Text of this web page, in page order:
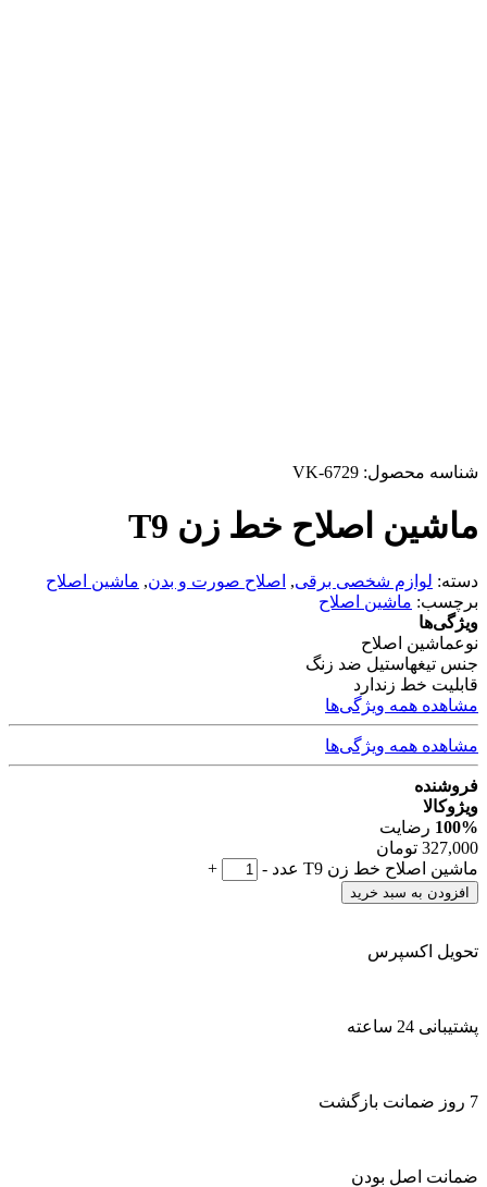
شناسه محصول: VK-6729
ماشین اصلاح خط زن T9
دسته: لوازم شخصی برقی, اصلاح صورت و بدن, ماشین اصلاح
برچسب: ماشین اصلاح
ویژگی‌ها
نوعماشین اصلاح
جنس تیغهاستیل ضد زنگ
قابلیت خط زندارد
مشاهده همه ویژگی‌ها
مشاهده همه ویژگی‌ها
فروشنده
ویژوکالا
100% رضایت
327,000 تومان
ماشین اصلاح خط زن T9 عدد
-
+
افزودن به سبد خرید
تحویل اکسپرس
پشتیبانی 24 ساعته
7 روز ضمانت بازگشت
ضمانت اصل بودن